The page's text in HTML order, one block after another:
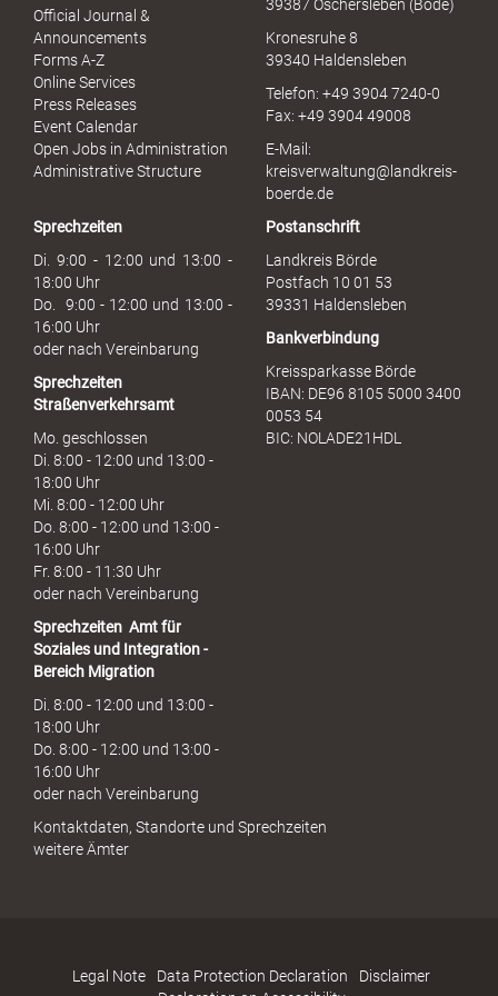
u
h
Official Journal &
Announcements
Forms A-Z
Online Services
Press Releases
Event Calendar
Open Jobs in Administration
Administrative Structure
39387 Oschersleben (Bode)
Kronesruhe 8
39340 Haldensleben
Telefon: +49 3904 7240-0
Fax: +49 3904 49008
E-Mail:
kreisverwaltung@landkreis-
boerde.de
Sprechzeiten
Di. 9:00 - 12:00 und 13:00 -
18:00 Uhr
Do. 9:00 - 12:00 und 13:00 -
16:00 Uhr
oder nach Vereinbarung
Sprechzeiten
Straßenverkehrsamt
Mo. geschlossen
Di. 8:00 - 12:00 und 13:00 -
18:00 Uhr
Mi. 8:00 - 12:00 Uhr
Do. 8:00 - 12:00 und 13:00 -
16:00 Uhr
Fr. 8:00 - 11:30 Uhr
oder nach Vereinbarung
Sprechzeiten Amt für
Soziales und Integration -
Bereich Migration
Di. 8:00 - 12:00 und 13:00 -
18:00 Uhr
Do. 8:00 - 12:00 und 13:00 -
16:00 Uhr
oder nach Vereinbarung
Postanschrift
Landkreis Börde
Postfach 10 01 53
39331 Haldensleben
Bankverbindung
Kreissparkasse Börde
IBAN: DE96 8105 5000 3400
0053 54
BIC: NOLADE21HDL
Kontaktdaten, Standorte und Sprechzeiten
weitere Ämter
Legal Note Data Protection Declaration
Disclaimer